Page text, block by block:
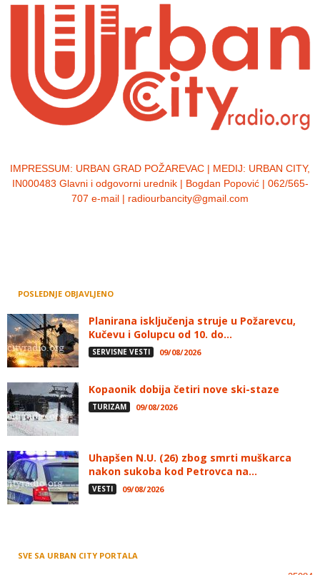
IMPRESSUM: URBAN GRAD POŽAREVAC | MEDIJ: URBAN CITY,
IN000483 Glavni i odgovorni urednik | Bogdan Popović | 062/565-
707 e-mail | radiourbancity@gmail.com
POSLEDNJE OBJAVLJENO
Planirana isključenja struje u Požarevcu,
Kučevu i Golupcu od 10. do...
SERVISNE VESTI 09/08/2026
Kopaonik dobija četiri nove ski-staze
TURIZAM 09/08/2026
Uhapšen N.U. (26) zbog smrti muškarca
nakon sukoba kod Petrovca na...
VESTI 09/08/2026
SVE SA URBAN CITY PORTALA